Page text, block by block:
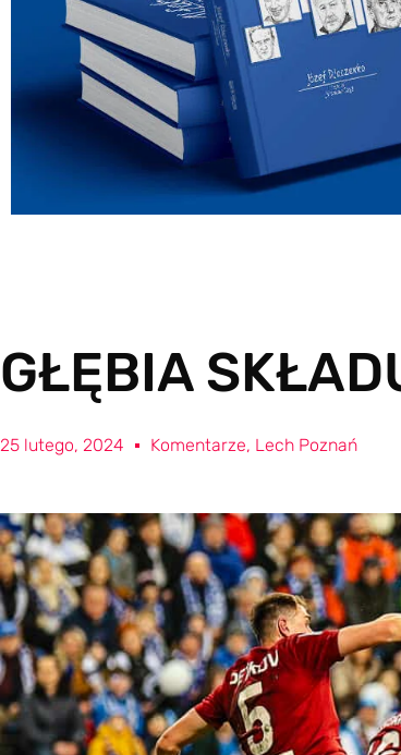
GŁĘBIA
25 lutego, 2024 Komentarze, Lech Poznań